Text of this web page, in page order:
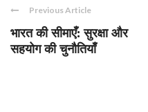
Previous Article
भारत की सीमाएँ: सुरक्षा और
सहयोग की चुनौतियाँ